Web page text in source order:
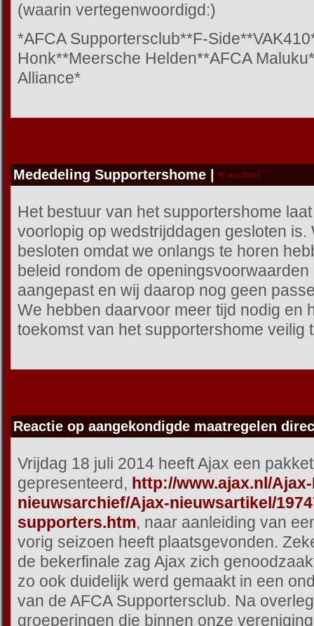
(waarin vertegenwoordigd:)
*AFCA Supportersclub**F-
Honk**Meersche Helden**AFCA
Alliance*
Mededeling Supportershome 06 aug 2014 |
Het bestuur van het supportershome
voorlopig op wedstrijddagen gesloten is.
besloten omdat we onlangs te horen
beleid rondom de
aangepast en wij daarop nog geen
We hebben daarvoor meer tijd nodig en
toekomst van het supportershome veilig
Reactie op aangekondigde maatregelen
Vrijdag 18 juli 2014 heeft Ajax een
gepresenteerd, http://www.ajax.nl/
nieuwsarchief/Ajax-nieuwsartikel/
supporters.htm, naar aanleiding van
vorig seizoen heeft plaatsgevonden.
de bekerfinale zag Ajax zich
zo ook duidelijk werd gemaakt in een
van de AFCA Supportersclub. Na
groeperingen die binnen onze